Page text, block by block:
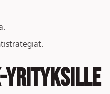
yrityksille